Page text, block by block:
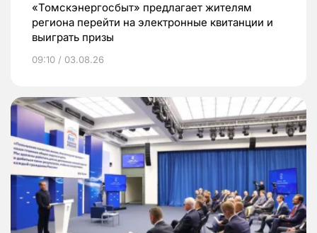
«Томскэнергосбыт» предлагает жителям
региона перейти на электронные квитанции и
выиграть призы
09:10 / 03.08.26